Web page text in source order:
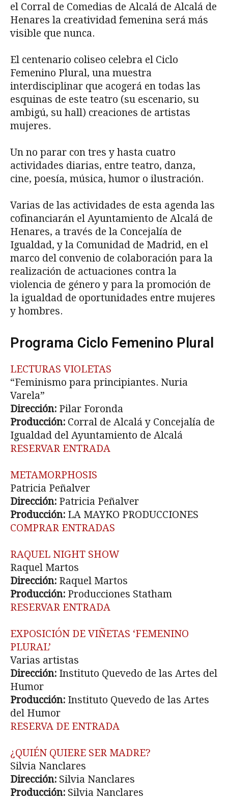
el Corral de Comedias de Alcalá de Alcalá de
Henares la creatividad femenina será más
visible que nunca.
El centenario coliseo celebra el Ciclo
Femenino Plural, una muestra
interdisciplinar que acogerá en todas las
esquinas de este teatro (su escenario, su
ambigú, su hall) creaciones de artistas
mujeres.
Un no parar con tres y hasta cuatro
actividades diarias, entre teatro, danza,
cine, poesía, música, humor o ilustración.
Varias de las actividades de esta agenda las
cofinanciarán el Ayuntamiento de Alcalá de
Henares, a través de la Concejalía de
Igualdad, y la Comunidad de Madrid, en el
marco del convenio de colaboración para la
realización de actuaciones contra la
violencia de género y para la promoción de
la igualdad de oportunidades entre mujeres
y hombres.
Programa Ciclo Femenino Plural
LECTURAS VIOLETAS
“Feminismo para principiantes. Nuria
Varela”
Dirección: Pilar Foronda
Producción: Corral de Alcalá y Concejalía de
Igualdad del Ayuntamiento de Alcalá
RESERVAR ENTRADA
METAMORPHOSIS
Patricia Peñalver
Dirección: Patricia Peñalver
Producción: LA MAYKO PRODUCCIONES
COMPRAR ENTRADAS
RAQUEL NIGHT SHOW
Raquel Martos
Dirección: Raquel Martos
Producción: Producciones Statham
RESERVAR ENTRADA
EXPOSICIÓN DE VIÑETAS ‘FEMENINO
PLURAL’
Varias artistas
Dirección: Instituto Quevedo de las Artes del
Humor
Producción: Instituto Quevedo de las Artes
del Humor
RESERVA DE ENTRADA
¿QUIÉN QUIERE SER MADRE?
Silvia Nanclares
Dirección: Silvia Nanclares
Producción: Silvia Nanclares